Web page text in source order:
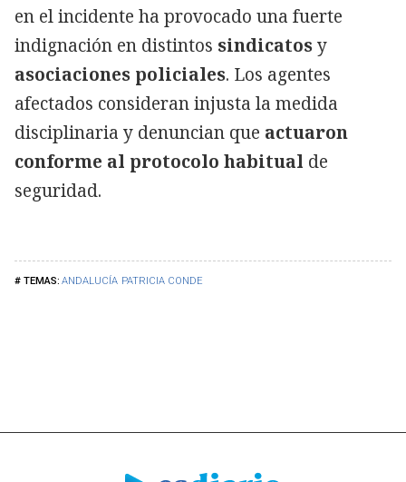
ANDALUCÍA PATRICIA CONDE
en el incidente ha provocado una fuerte
indignación en distintos sindicatosy
asociaciones policiales. Los agentes
afectados consideran injusta la medida
disciplinaria y denuncian que actuaron
conforme al protocolo habitual de
seguridad.